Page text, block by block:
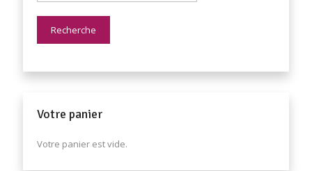
Recherche
Votre panier
Votre panier est vide.